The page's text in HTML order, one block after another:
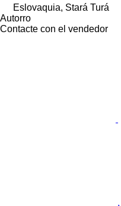
Eslovaquia, Stará Turá
Autorro
Contacte con el vendedor